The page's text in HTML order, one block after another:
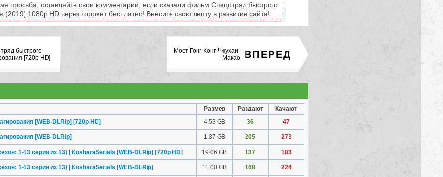
просьба, оставляйте свои комментарии, если скачали фильм Спецотряд быстрого
(2019) 1080p HD через торрент бесплатно! Внесите свою лепту в развитие сайта!
быстрого
[720p HD]
ВПЕРЕД
Мост Гонг-Конг-Чжухаи-
Макао
Размер Раздают
Качают
[WEB-DLRip] [720p HD]
4.53 GB 36 47
[WEB-DLRip] 1.37 GB 205 273
1-13 серия из 13) | KosharaSerials [WEB-DLRip] [720p HD] 19.06 GB 137 183
1-13 серия из 13) | KosharaSerials [WEB-DLRip] 11.00 GB 168 224